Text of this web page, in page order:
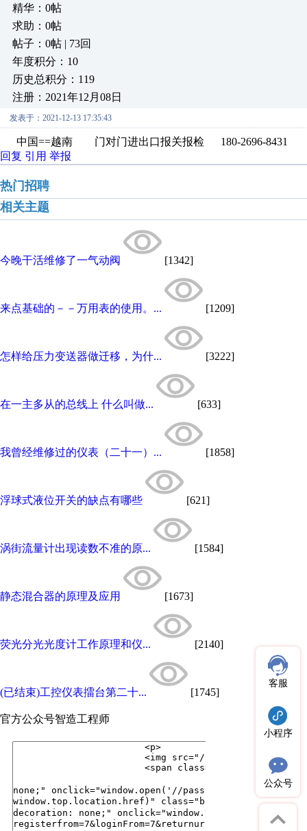
精华：0帖
求助：0帖
帖子：0帖 | 73回
年度积分：10
历史总积分：119
注册：2021年12月08日
发表于：2021-12-13 17:35:43
中国==越南 门对门进出口报关报检 180-2696-8431
回复 引用 举报
热门招聘
相关主题
今晚干活维修了一气动阀 [1342]
来点基础的－－万用表的使用。... [1209]
怎样给压力变送器做迁移，为什... [3222]
在一主多从的总线上 什么叫做... [633]
我曾经维修过的仪表（二十一）... [1858]
浮球式液位开关的缺点有哪些 [621]
涡街流量计出现读数不准的原... [1584]
静态混合器的原理及应用 [1673]
荧光分光光度计工作原理和仪... [2140]
(已结束)工控仪表擂台第二十... [1745]
官方公众号智造工程师
客服
小程序
公众号